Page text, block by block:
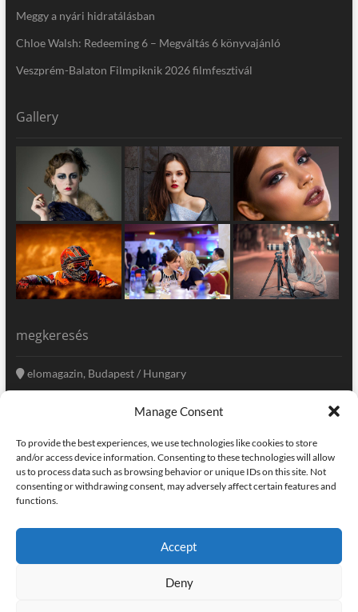
Manage Consent
To provide the best experiences, we use technologies like cookies to store
and/or access device information. Consenting to these technologies will allow
us to process data such as browsing behavior or unique IDs on this site. Not
consenting or withdrawing consent, may adversely affect certain features and
functions.
Accept
Deny
Meggy a nyári hidratálásban
Chloe Walsh: Redeeming 6 – Megváltás 6 könyvajánló
Veszprém-Balaton Filmpiknik 2026 filmfesztivál
Gallery
megkeresés
elomagazin, Budapest / Hungary
szerkesztoseg@elomagazin.com
elomagazin
home adatvédelem impresszum kapcsolat